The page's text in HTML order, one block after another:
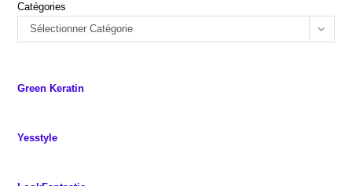
Catégories
Sélectionner Catégorie
Green Keratin
Yesstyle